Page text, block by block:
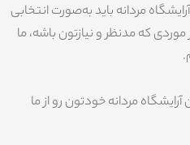
مردانه باید به‌صورت انتخابی
که مدنظر و نیازتون باشه، ما
مردانه خودتون رو از ما